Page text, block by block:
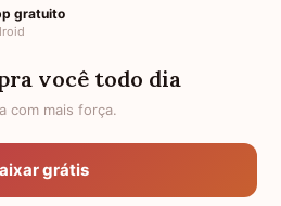
pelo Mundo
de Privacidade
Anuncie
gratuito
você todo dia
com mais força.
grátis